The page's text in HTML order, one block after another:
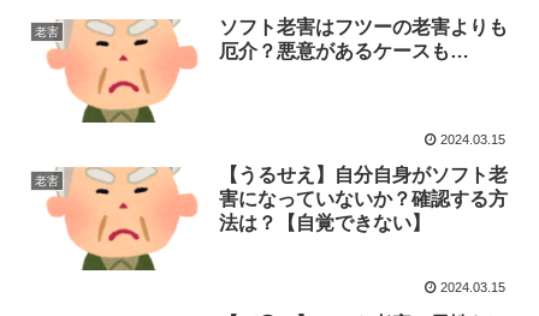
老害
ソフト老害はフツーの老害よりも
厄介？悪意があるケースも…
2024.03.15
老害
【うるせえ】自分自身がソフト老
害になっていないか？確認する方
法は？【自覚できない】
2024.03.15